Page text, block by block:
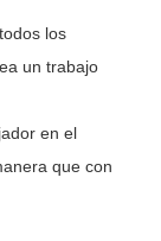
los
un trabajo
en el
que con